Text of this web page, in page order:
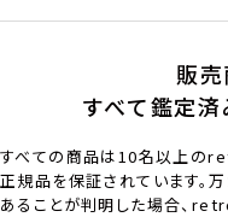
販
すべて鑑定
すべての商品は10名以上の
正規品を保証されています。
あることが判明した場合、